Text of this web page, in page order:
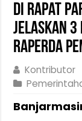
Di Rapat
Jelaskan 3
Raperda
Kontributor